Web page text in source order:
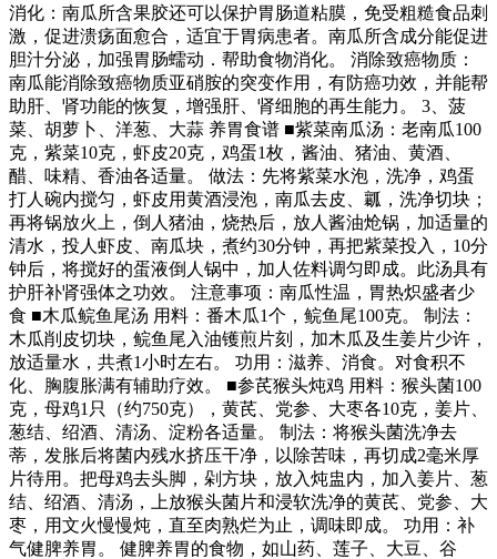
消化：南瓜所含果胶还可以保护胃肠道粘膜，免受粗糙食品刺
激，促进溃疡面愈合，适宜于胃病患者。南瓜所含成分能促进
胆汁分泌，加强胃肠蠕动．帮助食物消化。 消除致癌物质：
南瓜能消除致癌物质亚硝胺的突变作用，有防癌功效，并能帮
助肝、肾功能的恢复，增强肝、肾细胞的再生能力。 3、菠
菜、胡萝卜、洋葱、大蒜 养胃食谱 ■紫菜南瓜汤：老南瓜100
克，紫菜10克，虾皮20克，鸡蛋1枚，酱油、猪油、黄酒、
醋、味精、香油各适量。 做法：先将紫菜水泡，洗净，鸡蛋
打人碗内搅匀，虾皮用黄酒浸泡，南瓜去皮、瓤，洗净切块；
再将锅放火上，倒人猪油，烧热后，放人酱油炝锅，加适量的
清水，投人虾皮、南瓜块，煮约30分钟，再把紫菜投入，10分
钟后，将搅好的蛋液倒人锅中，加人佐料调匀即成。此汤具有
护肝补肾强体之功效。 注意事项：南瓜性温，胃热炽盛者少
食 ■木瓜鲩鱼尾汤 用料：番木瓜1个，鲩鱼尾100克。 制法：
木瓜削皮切块，鲩鱼尾入油镬煎片刻，加木瓜及生姜片少许，
放适量水，共煮1小时左右。 功用：滋养、消食。对食积不
化、胸腹胀满有辅助疗效。 ■参芪猴头炖鸡 用料：猴头菌100
克，母鸡1只（约750克），黄芪、党参、大枣各10克，姜片、
葱结、绍酒、清汤、淀粉各适量。 制法：将猴头菌洗净去
蒂，发胀后将菌内残水挤压干净，以除苦味，再切成2毫米厚
片待用。把母鸡去头脚，剁方块，放入炖盅内，加入姜片、葱
结、绍酒、清汤，上放猴头菌片和浸软洗净的黄芪、党参、大
枣，用文火慢慢炖，直至肉熟烂为止，调味即成。 功用：补
气健脾养胃。 健脾养胃的食物，如山药、莲子、大豆、谷